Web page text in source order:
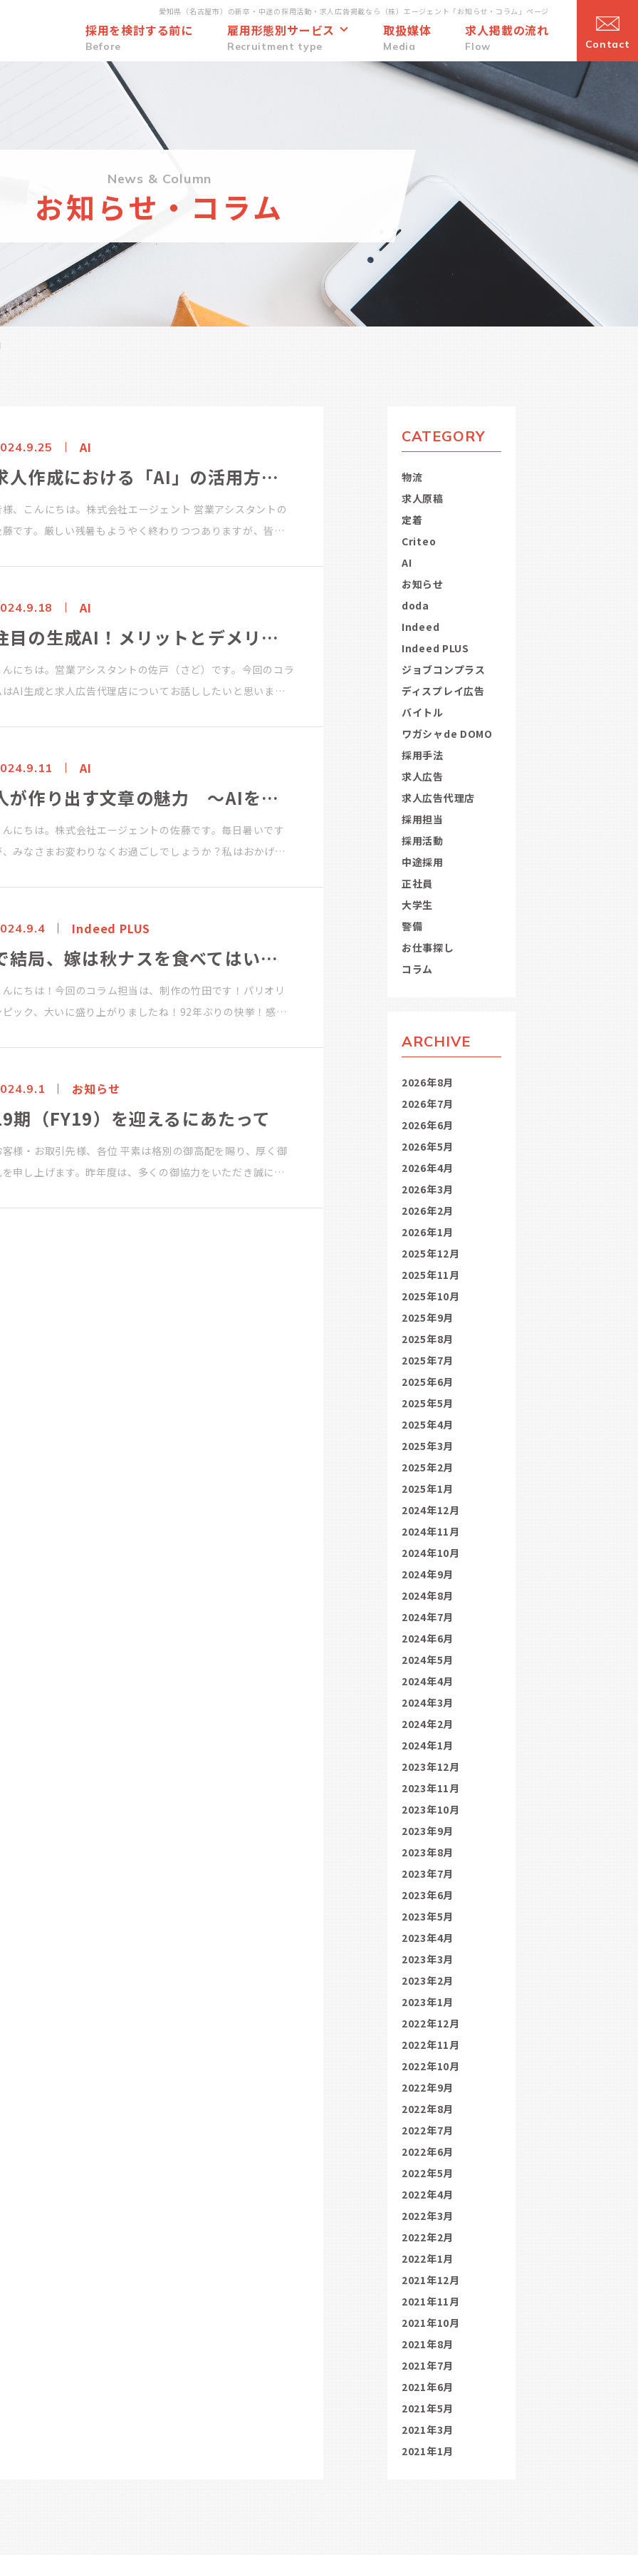
Contact
愛知県（名古屋市）の新卒・中途の採用活動・求人広告掲載なら（株）エージェント「お知らせ・コラム」ページ
採用を検討する前に
Before
雇用形態別サービス
Recruitment type
取扱媒体
Media
求人掲載の流れ
Flow
News & Column
お知らせ・コラム
AI
求人作成における「AI」の活用方法について
様、こんにちは。株式会社エージェント 営業アシスタントの
藤です。厳しい残暑もようやく終わりつつありますが、皆…
AI
注目の生成AI！メリットとデメリットをご紹介！人間にしかできないことって？
んにちは。営業アシスタントの佐戸（さど）です。今回のコラ
はAI生成と求人広告代理店についてお話ししたいと思いま…
AI
人が作り出す文章の魅力 ～AIを活用した求人広告～
んにちは。株式会社エージェントの佐藤です。毎日暑いです
、みなさまお変わりなくお過ごしでしょうか？私はおかげ…
Indeed PLUS
で結局、嫁は秋ナスを食べてはいけないの？ ～Indeed PLUS？なにそれ、美味しいの？の巻～
んにちは！今回のコラム担当は、制作の竹田です！パリオリ
ピック、大いに盛り上がりましたね！92年ぶりの快挙！感…
お知らせ
期（FY19）を迎えるにあたって
客様・お取引先様、各位 平素は格別の御高配を賜り、厚く御
を申し上げます。昨年度は、多くの御協力をいただき誠に…
CATEGORY
物流
求人原稿
定着
Criteo
AI
お知らせ
doda
Indeed
Indeed PLUS
ジョブコンプラス
ディスプレイ広告
バイトル
ワガシャde DOMO
採用手法
求人広告
求人広告代理店
採用担当
採用活動
中途採用
正社員
大学生
警備
お仕事探し
コラム
ARCHIVE
2026年8月
2026年7月
2026年6月
2026年5月
2026年4月
2026年3月
2026年2月
2026年1月
2025年12月
2025年11月
2025年10月
2025年9月
2025年8月
2025年7月
2025年6月
2025年5月
2025年4月
2025年3月
2025年2月
2025年1月
2024年12月
2024年11月
2024年10月
2024年9月
2024年8月
2024年7月
2024年6月
2024年5月
2024年4月
2024年3月
2024年2月
2024年1月
2023年12月
2023年11月
2023年10月
2023年9月
2023年8月
2023年7月
2023年6月
2023年5月
2023年4月
2023年3月
2023年2月
2023年1月
2022年12月
2022年11月
2022年10月
2022年9月
2022年8月
2022年7月
2022年6月
2022年5月
2022年4月
2022年3月
2022年2月
2022年1月
2021年12月
2021年11月
2021年10月
2021年8月
2021年7月
2021年6月
2021年5月
2021年3月
2021年1月